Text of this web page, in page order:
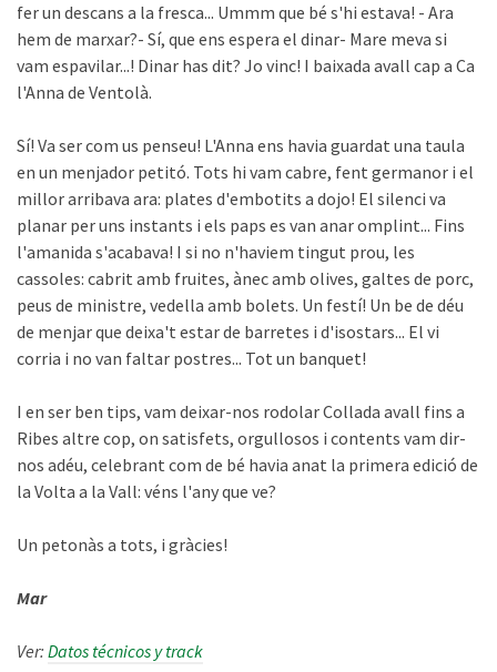
fer un descans a la fresca... Ummm que bé s'hi estava! - Ara
hem de marxar?- Sí, que ens espera el dinar- Mare meva si
vam espavilar...! Dinar has dit? Jo vinc! I baixada avall cap a Ca
l'Anna de Ventolà.
Sí! Va ser com us penseu! L'Anna ens havia guardat una taula
en un menjador petitó. Tots hi vam cabre, fent germanor i el
millor arribava ara: plates d'embotits a dojo! El silenci va
planar per uns instants i els paps es van anar omplint... Fins
l'amanida s'acabava! I si no n'haviem tingut prou, les
cassoles: cabrit amb fruites, ànec amb olives, galtes de porc,
peus de ministre, vedella amb bolets. Un festí! Un be de déu
de menjar que deixa't estar de barretes i d'isostars... El vi
corria i no van faltar postres... Tot un banquet!
I en ser ben tips, vam deixar-nos rodolar Collada avall fins a
Ribes altre cop, on satisfets, orgullosos i contents vam dir-
nos adéu, celebrant com de bé havia anat la primera edició de
la Volta a la Vall: véns l'any que ve?
Un petonàs a tots, i gràcies!
Mar
Ver: Datos técnicos y track